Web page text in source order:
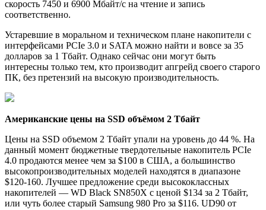
скорость 7450 и 6900 Мбайт/с на чтение и запись
соответственно.
Устаревшие в моральном и техническом плане накопители с
интерфейсами PCIe 3.0 и SATA можно найти и вовсе за 35
долларов за 1 Тбайт. Однако сейчас они могут быть
интересны только тем, кто производит апгрейд своего старого
ПК, без претензий на высокую производительность.
Американские цены на SSD объёмом 2 Тбайт
Цены на SSD объемом 2 Тбайт упали на уровень до 44 %. На
данный момент бюджетные твердотельные накопитель PCIe
4.0 продаются менее чем за $100 в США, а большинство
высокопроизводительных моделей находятся в диапазоне
$120-160. Лучшее предложение среди высококлассных
накопителей — WD Black SN850X с ценой $134 за 2 Тбайт,
или чуть более старый Samsung 980 Pro за $116. UD90 от